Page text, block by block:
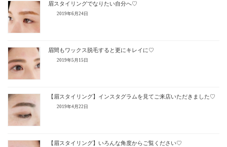
眉スタイリングでなりたい自分へ♡
2019年6月24日
眉間もワックス脱毛すると更にキレイに♡
2019年5月15日
【眉スタイリング】インスタグラムを見てご来店いただきました♡
2019年4月22日
【眉スタイリング】いろんな角度からご覧ください♡